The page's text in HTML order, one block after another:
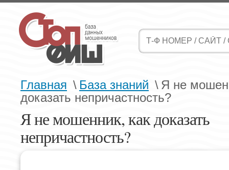
Главная \ База знаний \ Я не
доказать непричастность?
Я не мошенник, как доказать
непричастность?